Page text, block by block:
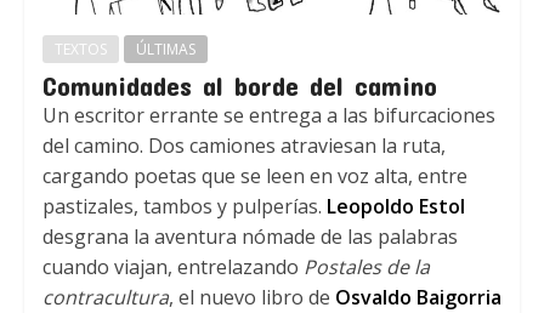
TEXTOS ÚLTIMAS
Comunidades al borde del camino
Un escritor errante se entrega a las bifurcaciones
del camino. Dos camiones atraviesan la ruta,
cargando poetas que se leen en voz alta, entre
pastizales, tambos y pulperías. Leopoldo Estol
desgrana la aventura nómade de las palabras
cuando viajan, entrelazando Postales de la
contracultura, el nuevo libro de Osvaldo Baigorria